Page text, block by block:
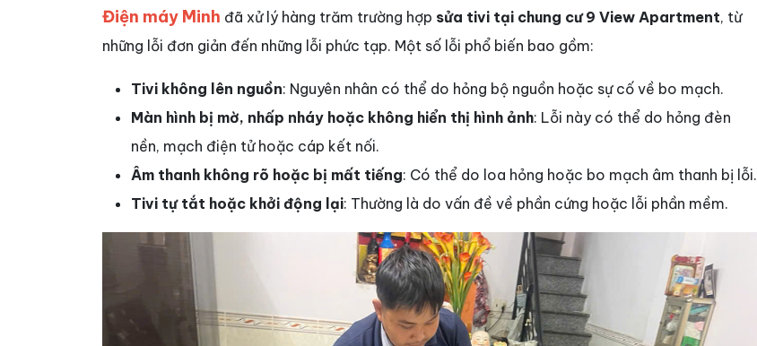
Điện máy Minh đã xử lý hàng trăm trường hợp sửa tivi tại chung cư 9 View Apartment, từ
những lỗi đơn giản đến những lỗi phức tạp. Một số lỗi phổ biến bao gồm:
Tivi không lên nguồn: Nguyên nhân có thể do hỏng bộ nguồn hoặc sự cố về bo mạch.
Màn hình bị mờ, nhấp nháy hoặc không hiển thị hình ảnh: Lỗi này có thể do hỏng đèn
nền, mạch điện tử hoặc cáp kết nối.
Âm thanh không rõ hoặc bị mất tiếng: Có thể do loa hỏng hoặc bo mạch âm thanh bị lỗi.
Tivi tự tắt hoặc khởi động lại: Thường là do vấn đề về phần cứng hoặc lỗi phần mềm.